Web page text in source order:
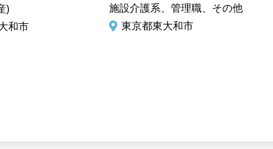
)
和市
施設介護系、管理職、その他
東京都東大和市